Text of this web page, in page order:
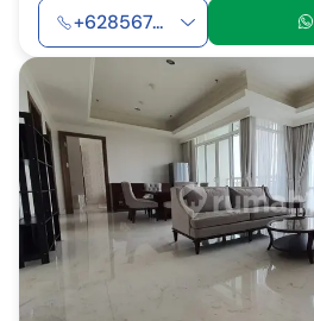
+628567...